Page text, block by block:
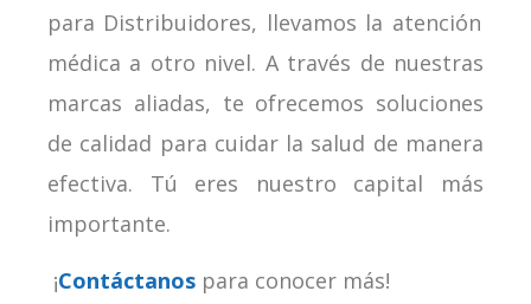
para Distribuidores, llevamos la atención
médica a otro nivel. A través de nuestras
marcas aliadas, te ofrecemos soluciones
de calidad para cuidar la salud de manera
efectiva. Tú eres nuestro capital más
importante.
¡Contáctanos para conocer más!